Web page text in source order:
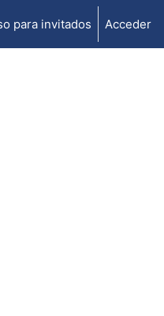
para invitados Acceder